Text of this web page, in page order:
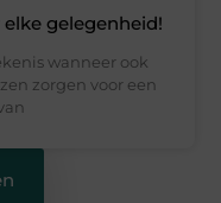
gelegenheid!
wanneer ook
zorgen voor een